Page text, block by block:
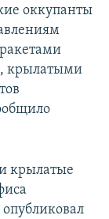
оккупанты
крылатыми
крылатые